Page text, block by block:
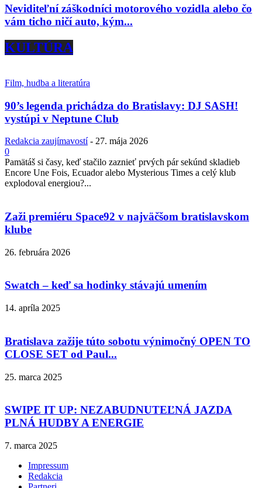
Neviditeľní záškodníci motorového vozidla alebo čo
vám ticho ničí auto, kým...
KULTÚRA
Film, hudba a literatúra
90’s legenda prichádza do Bratislavy: DJ SASH!
vystúpi v Neptune Club
Redakcia zaujímavostí - 27. mája 2026
0
Pamätáš si časy, keď stačilo zaznieť prvých pár sekúnd skladieb
Encore Une Fois, Ecuador alebo Mysterious Times a celý klub
explodoval energiou?...
Zaži premiéru Space92 v najväčšom bratislavskom
klube
26. februára 2026
Swatch – keď sa hodinky stávajú umením
14. apríla 2025
Bratislava zažije túto sobotu výnimočný OPEN TO
CLOSE SET od Paul...
25. marca 2025
SWIPE IT UP: NEZABUDNUTEĽNÁ JAZDA
PLNÁ HUDBY A ENERGIE
7. marca 2025
Impressum
Redakcia